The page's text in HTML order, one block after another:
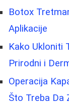
Botox
Aplikacije
Kako Ukloniti
Prirodni i
Operacija
Što Treba Da